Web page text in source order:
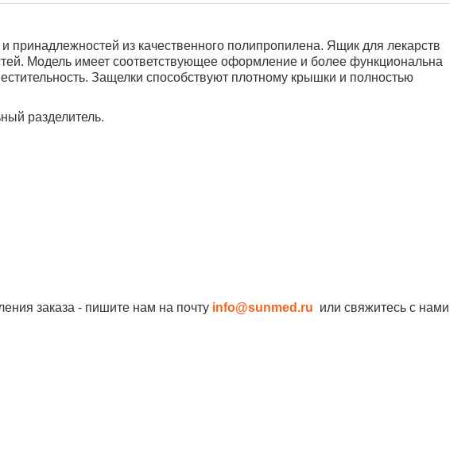
из качественного полипропилена. Ящик для лекарств
Модель имеет соответствующее оформление и более функциональна
Защелки способствуют плотному крышки и полностью
разделитель.
заказа - пишите нам на почту info@sunmed.ru или свяжитесь с нами